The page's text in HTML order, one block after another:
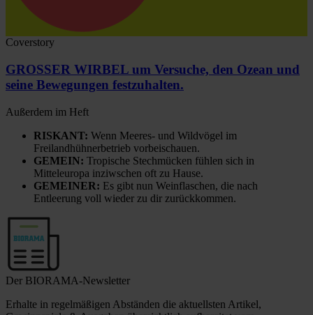
Coverstory
GROSSER WIRBEL um Versuche, den Ozean und
seine Bewegungen festzuhalten.
Außerdem im Heft
RISKANT: Wenn Meeres- und Wildvögel im
Freilandhühnerbetrieb vorbeischauen.
GEMEIN: Tropische Stechmücken fühlen sich in
Mitteleuropa inziwschen oft zu Hause.
GEMEINER: Es gibt nun Weinflaschen, die nach
Entleerung voll wieder zu dir zurückkommen.
Der BIORAMA-Newsletter
Erhalte in regelmäßigen Abständen die aktuellsten Artikel,